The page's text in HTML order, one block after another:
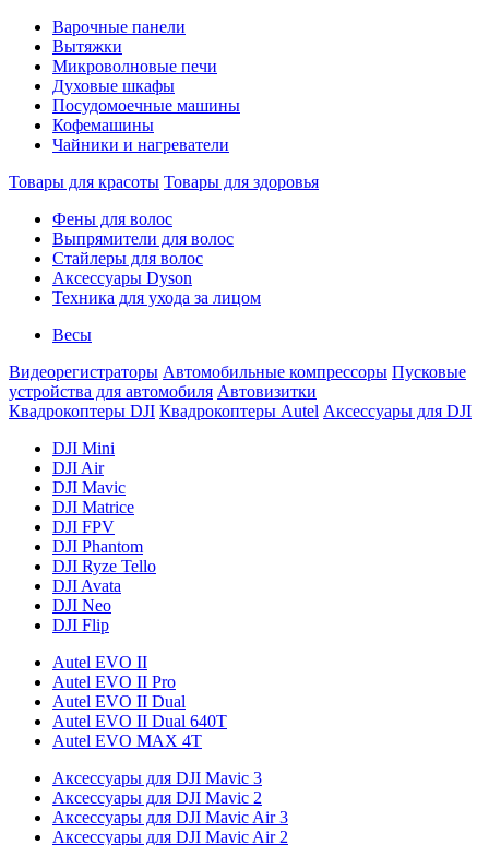
Варочные панели
Вытяжки
Микроволновые печи
Духовые шкафы
Посудомоечные машины
Кофемашины
Чайники и нагреватели
Товары для красоты Товары для здоровья
Фены для волос
Выпрямители для волос
Стайлеры для волос
Аксессуары Dyson
Техника для ухода за лицом
Весы
Видеорегистраторы Автомобильные компрессоры Пусковые
устройства для автомобиля Автовизитки
Квадрокоптеры DJI Квадрокоптеры Autel Аксессуары для DJI
DJI Mini
DJI Air
DJI Mavic
DJI Matrice
DJI FPV
DJI Phantom
DJI Ryze Tello
DJI Avata
DJI Neo
DJI Flip
Autel EVO II
Autel EVO II Pro
Autel EVO II Dual
Autel EVO II Dual 640T
Autel EVO MAX 4T
Аксессуары для DJI Mavic 3
Аксессуары для DJI Mavic 2
Аксессуары для DJI Mavic Air 3
Аксессуары для DJI Mavic Air 2